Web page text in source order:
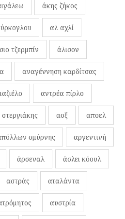
άκης ζήκος
αλ αχλί
τζερμπίν άλισον
αναγέννηση καρδίτσας
αντρέα πίρλο
αοξ αποελ
σμύρνης αργεντινή
άρσεναλ άσλει κόουλ
αστράς αταλάντα
αυστρία